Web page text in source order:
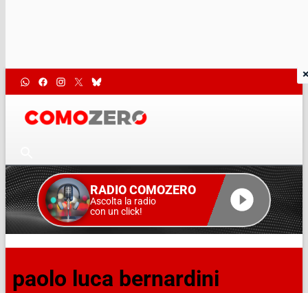
RADIO COMOZERO
Ascolta la radio
con un click!
paolo luca bernardini